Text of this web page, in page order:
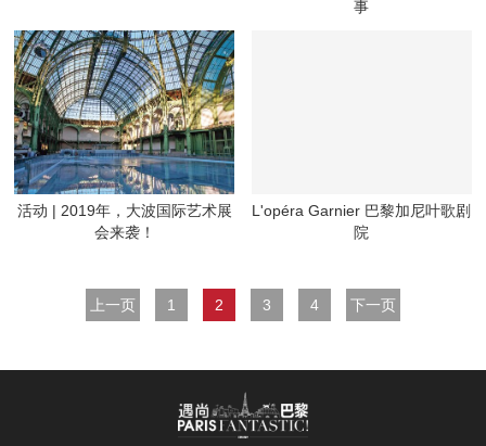
事
活动 | 2019年，大波国际艺术展
会来袭！
L'opéra Garnier 巴黎加尼叶歌剧
院
上一页 1 2 3 4 下一页